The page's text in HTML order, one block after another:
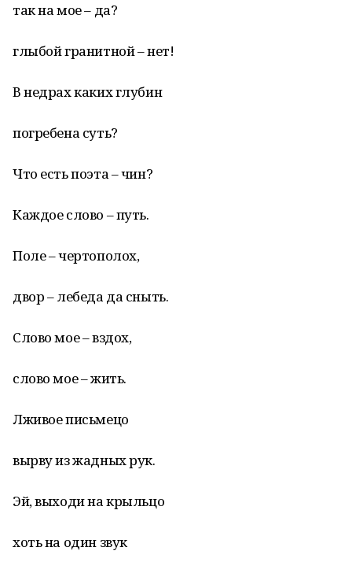
так на мое – да?
глыбой гранитной – нет!
В недрах каких глубин
погребена суть?
Что есть поэта – чин?
Каждое слово – путь.
Поле – чертополох,
двор – лебеда да сныть.
Слово мое – вздох,
слово мое – жить.
Лживое письмецо
вырву из жадных рук.
Эй, выходи на крыльцо
хоть на один звук